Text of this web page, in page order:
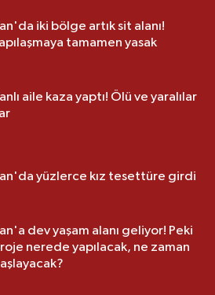
iki bölge artık sit alanı!
tamamen yasak
aile kaza yaptı! Ölü ve yaralılar
yüzlerce kız tesettüre girdi
dev yaşam alanı geliyor! Peki
nerede yapılacak, ne zaman